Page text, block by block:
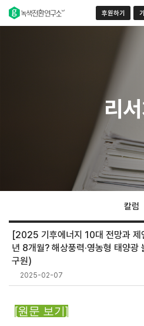
후원하기
리서
칼럼
[2025 기후에너지 10대 전망과
년 8개월? 해상풍력·영농형 태양
구원)
2025-02-07
[원문 보기]